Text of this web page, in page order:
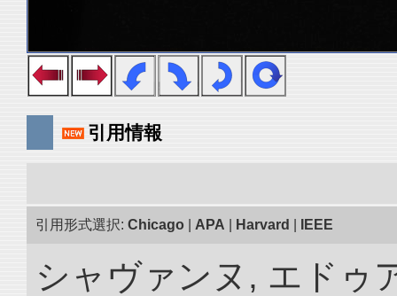
引用情報
引用形式選択: Chicago APA Harvard IEEE
シャヴァンヌ, エドゥ